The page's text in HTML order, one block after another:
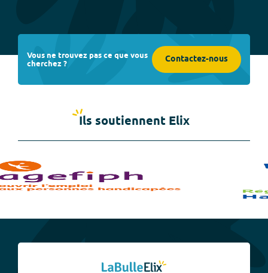
Vous ne trouvez pas ce que vous
cherchez ? Contactez-nous
Ils soutiennent Elix